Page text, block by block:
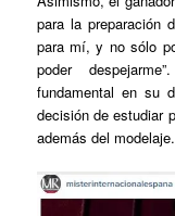
para la preparación
para mí, y no sólo
poder
fundamental en su
decisión de estudiar
además del modelaje.